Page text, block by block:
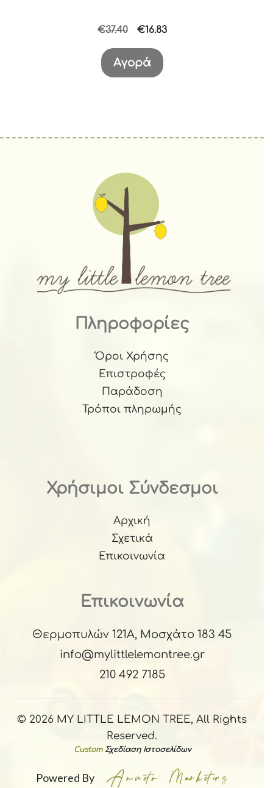
€37.40
Original
was:
€37.40.
€16.83Η
Αγορά
Πληροφορίες
Όροι Χρήσης
Επιστροφές
Παράδοση
Τρόποι πληρωμής
Χρήσιμοι Σύνδεσμοι
Αρχική
Σχετικά
Επικοινωνία
Επικοινωνία
Θερμοπυλών 121Α, Μοσχάτο 183 45
info@mylittlelemontree.gr
210 492 7185
© 2026 MY LITTLE LEMON TREE, All Rights
Reserved.
Custom Σχεδίαση Ιστοσελίδων
Powered By